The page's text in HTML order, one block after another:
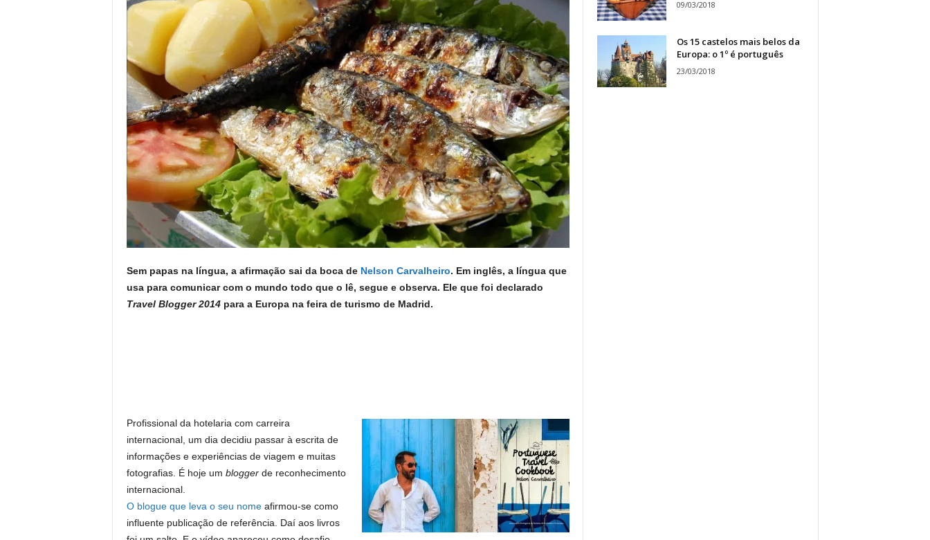
t
u
g
a
l
Sem papas na língua, a afirmação sai da boca de Nelson Carvalheiro. Em inglês, a língua que
usa para comunicar com o mundo todo que o lê, segue e observa. Ele que foi declarado
Travel Blogger 2014para a Europa na feira de turismo de Madrid.
Profissional da hotelaria com carreira
internacional, um dia decidiu passar à escrita de
informações e experiências de viagem e muitas
fotografias. É hoje um bloggerde reconhecimento
internacional.
O blogue que leva o seu nomeafirmou-se como
influente publicação de referência. Daí aos livros
09/03/2018
Os 15 castelos mais belos da
Europa: o 1º é português
23/03/2018